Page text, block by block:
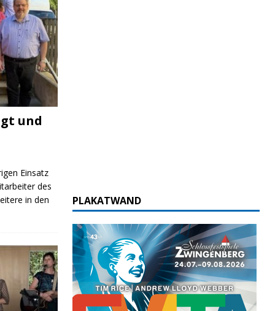
und
Einsatz
des
in den
PLAKATWAND